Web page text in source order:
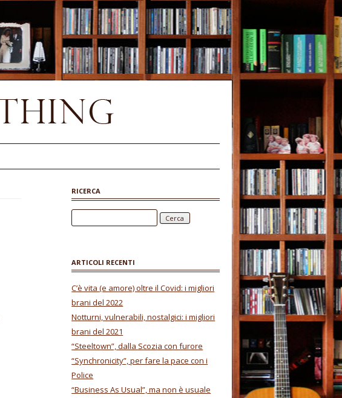
RICERCA
ARTICOLI RECENTI
C’è vita (e amore) oltre il Covid: i migliori
brani del 2022
Notturni, vulnerabili, nostalgici: i migliori
brani del 2021
“Steeltown”, dalla Scozia con furore
“Synchronicity”, per fare la pace con i
Police
“Business As Usual”, ma non è usuale